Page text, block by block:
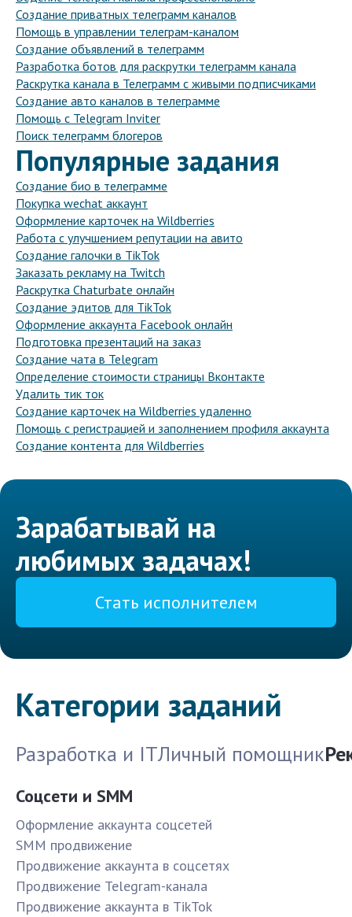
Создание приватных телеграмм каналов
Помощь в управлении телеграм-каналом
Создание объявлений в телеграмм
Разработка ботов для раскрутки телеграмм канала
Раскрутка канала в Телеграмм с живыми подписчиками
Создание авто каналов в телеграмме
Помощь с Telegram Inviter
Поиск телеграмм блогеров
Популярные задания
Создание био в телеграмме
Покупка wechat аккаунт
Оформление карточек на Wildberries
Работа с улучшением репутации на авито
Создание галочки в TikTok
Заказать рекламу на Twitch
Раскрутка Chaturbate онлайн
Создание эдитов для TikTok
Оформление аккаунта Facebook онлайн
Подготовка презентаций на заказ
Создание чата в Telegram
Определение стоимости страницы Вконтакте
Удалить тик ток
Создание карточек на Wildberries удаленно
Помощь с регистрацией и заполнением профиля аккаунта
Создание контента для Wildberries
Зарабатывай на
любимых задачах!
Стать исполнителем
Категории заданий
Разработка и ITЛичный помощник
Соцсети и SMM
Оформление аккаунта соцсетей
SMM продвижение
Продвижение аккаунта в соцсетях
Продвижение Telegram-канала
Продвижение аккаунта в TikTok